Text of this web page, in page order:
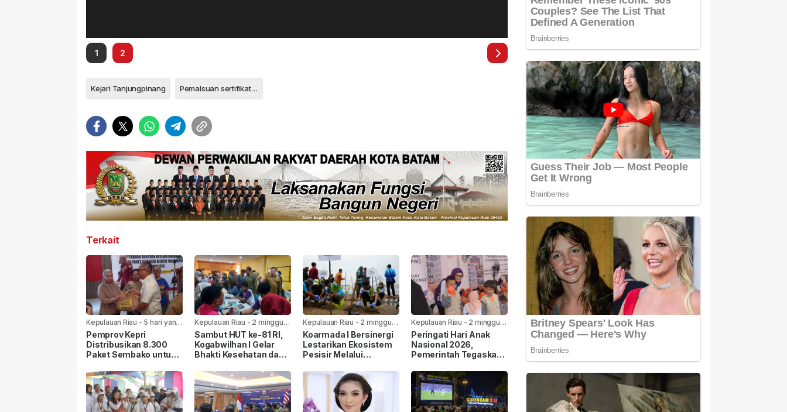
1 2
Kejari Tanjungpinang Pemalsuan sertifikat tanah
Terkait
Kepulauan Riau - 5 hari yang
lalu
Pemprov Kepri
Distribusikan 8.300
Paket Sembako untuk
Kabupaten/Kota
Kepulauan Riau - 2 minggu
yang lalu
Sambut HUT ke-81 RI,
Kogabwilhan I Gelar
Bhakti Kesehatan dan
Tanjungpinang
Kepulauan Riau - 2 minggu
yang lalu
Koarmada I Bersinergi
Lestarikan Ekosistem
Pesisir Melalui
Kepulauan Riau - 2 minggu
yang lalu
Peringati Hari Anak
Nasional 2026,
Pemerintah Tegaskan
Anak